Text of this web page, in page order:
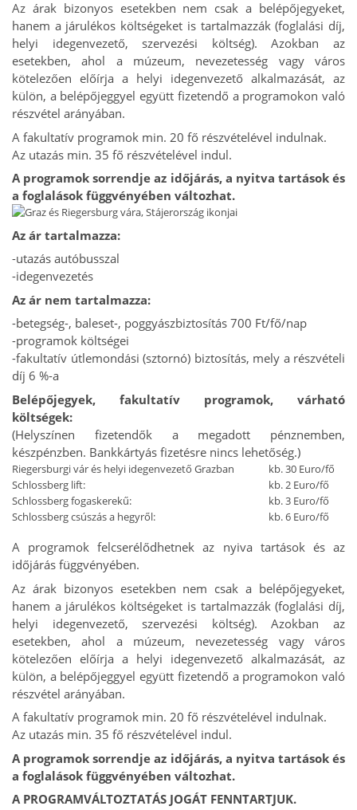
Az árak bizonyos esetekben nem csak a belépőjegyeket,
hanem a járulékos költségeket is tartalmazzák (foglalási díj,
helyi idegenvezető, szervezési költség). Azokban az
esetekben, ahol a múzeum, nevezetesség vagy város
kötelezően előírja a helyi idegenvezető alkalmazását, az
külön, a belépőjeggyel együtt fizetendő a programokon való
részvétel arányában.
A fakultatív programok min. 20 fő részvételével indulnak.
Az utazás min. 35 fő részvételével indul.
A programok sorrendje az időjárás, a nyitva tartások és
a foglalások függvényében változhat.
Az ár tartalmazza:
-utazás autóbusszal
-idegenvezetés
Az ár nem tartalmazza:
-betegség-, baleset-, poggyászbiztosítás 700 Ft/fő/nap
-programok költségei
-fakultatív útlemondási (sztornó) biztosítás, mely a részvételi
díj 6 %-a
Belépőjegyek, fakultatív programok, várható
költségek:
(Helyszínen fizetendők a megadott pénznemben,
készpénzben. Bankkártyás fizetésre nincs lehetőség.)
Riegersburgi vár és helyi idegenvezető Grazban
kb. 30 Euro/fő
Schlossberg lift:
kb. 2 Euro/fő
Schlossberg fogaskerekű:
kb. 3 Euro/fő
Schlossberg csúszás a hegyről:
kb. 6 Euro/fő
A programok felcserélődhetnek az nyiva tartások és az
időjárás függvényében.
Az árak bizonyos esetekben nem csak a belépőjegyeket,
hanem a járulékos költségeket is tartalmazzák (foglalási díj,
helyi idegenvezető, szervezési költség). Azokban az
esetekben, ahol a múzeum, nevezetesség vagy város
kötelezően előírja a helyi idegenvezető alkalmazását, az
külön, a belépőjeggyel együtt fizetendő a programokon való
részvétel arányában.
A fakultatív programok min. 20 fő részvételével indulnak.
Az utazás min. 35 fő részvételével indul.
A programok sorrendje az időjárás, a nyitva tartások és
a foglalások függvényében változhat.
A PROGRAMVÁLTOZTATÁS JOGÁT FENNTARTJUK.